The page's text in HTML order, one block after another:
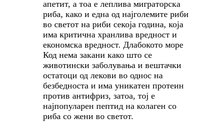
апетит, а тоа е леплива миграторска
риба, како и една од најголемите риби
во светот на риби секоја година, која
има критична хранлива вредност и
економска вредност. Длабокото море
Код нема закани како што се
животински заболувања и вештачки
остатоци од лекови во однос на
безбедноста и има уникатен протеин
против антифриз, затоа, тој е
најпопуларен пептид на колаген со
риба со жени во светот.